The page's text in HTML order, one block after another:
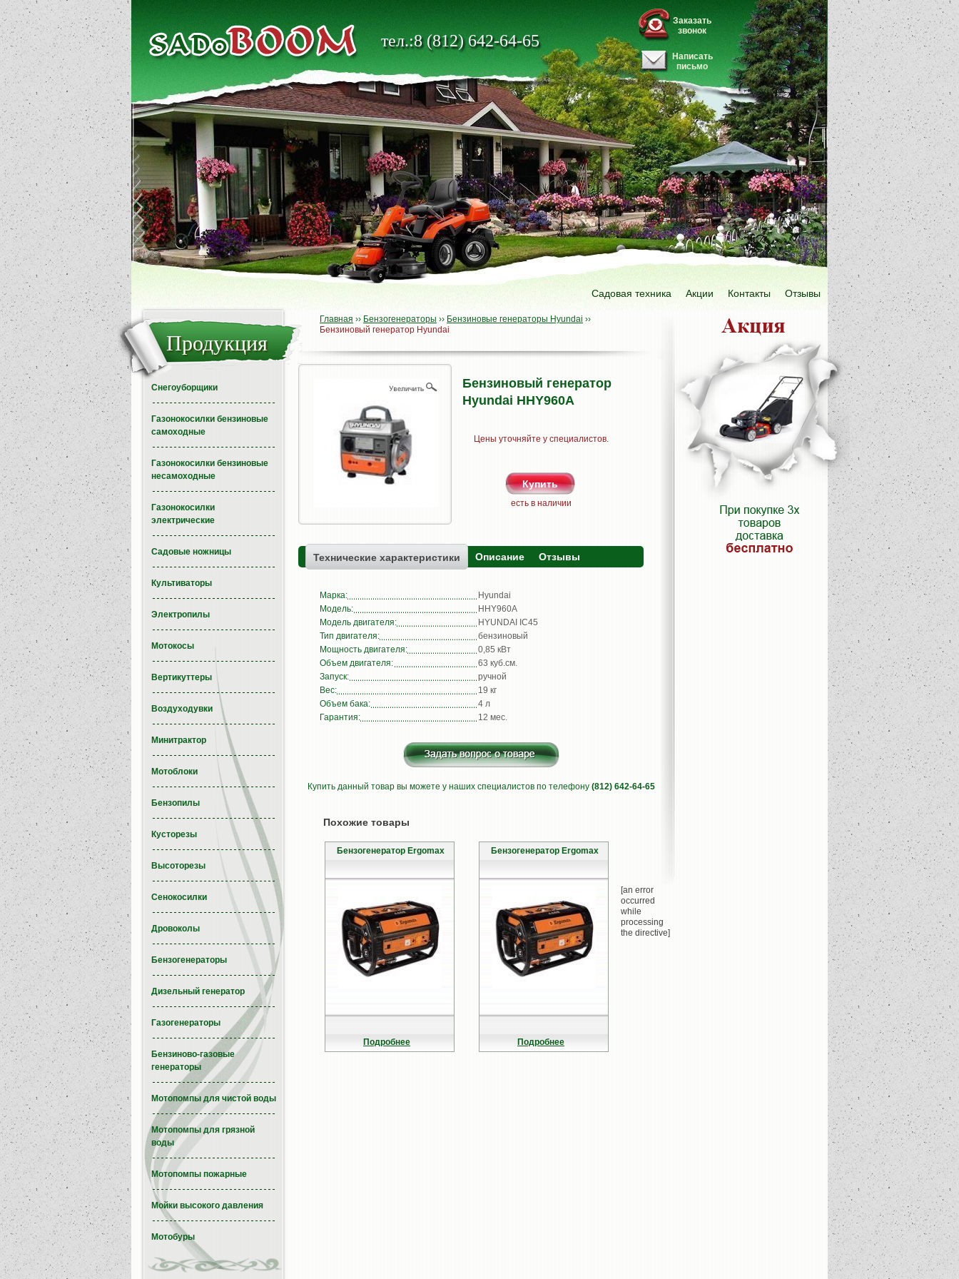
тел.:8 (812) 642-64-65
Заказать
звонок
Написать
письмо
Садовая техника Акции Контакты Отзывы
Главная ›› Бензогенераторы ›› Бензиновые генераторы Hyundai ››
Бензиновый генератор Hyundai
Бензиновый генератор
Hyundai HHY960A
Цены уточняйте у специалистов.
есть в наличии
Технические характеристики Описание Отзывы
Марка:
Hyundai
Модель:
HHY960A
Модель двигателя:
HYUNDAI IC45
Тип двигателя:
бензиновый
Мощность двигателя:
0,85 кВт
Объем двигателя:
63 куб.см.
Запуск:
ручной
Вес:
19 кг
Объем бака:
4 л
Гарантия:
12 мес.
Купить данный товар вы можете у наших специалистов по телефону (812) 642-64-65
Похожие товары
Бензогенератор Ergomax
Подробнее
Бензогенератор Ergomax
Подробнее
[an error
occurred
while
processing
the directive]
Продукция
Снегоуборщики
Газонокосилки бензиновые
самоходные
Газонокосилки бензиновые
несамоходные
Газонокосилки
электрические
Садовые ножницы
Культиваторы
Электропилы
Мотокосы
Вертикуттеры
Воздуходувки
Минитрактор
Мотоблоки
Бензопилы
Кусторезы
Высоторезы
Сенокосилки
Дровоколы
Бензогенераторы
Дизельный генератор
Газогенераторы
Бензиново-газовые
генераторы
Мотопомпы для чистой воды
Мотопомпы для грязной
воды
Мотопомпы пожарные
Мойки высокого давления
Мотобуры